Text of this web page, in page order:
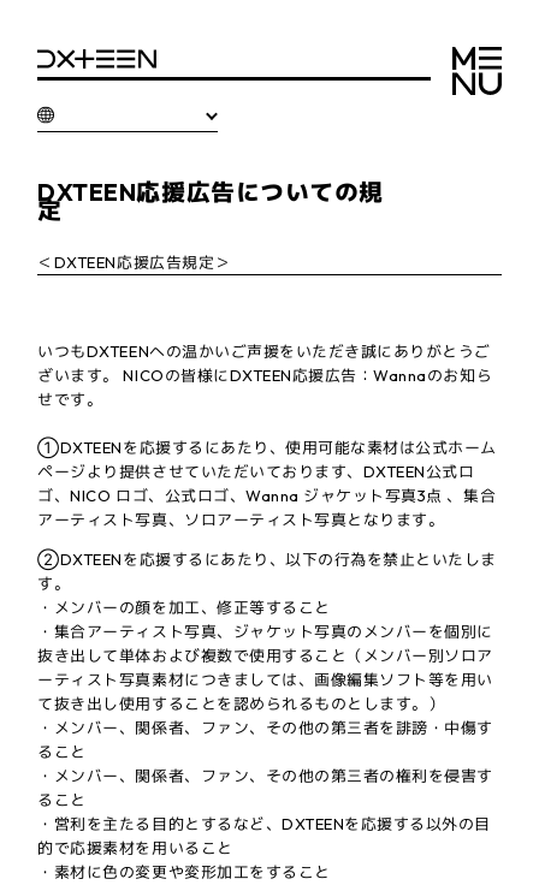
DXTEEN応援広告についての規
定
＜DXTEEN応援広告規定＞
いつもDXTEENへの温かいご声援をいただき誠にありがとうご
ざいます。 NICOの皆様にDXTEEN応援広告：Wannaのお知ら
せです。
①DXTEENを応援するにあたり、使用可能な素材は公式ホーム
ページより提供させていただいております、DXTEEN公式ロ
ゴ、NICO ロゴ、公式ロゴ、Wanna ジャケット写真3点 、集合
アーティスト写真、ソロアーティスト写真となります。
②DXTEENを応援するにあたり、以下の行為を禁止といたしま
す。
・メンバーの顔を加工、修正等すること
・集合アーティスト写真、ジャケット写真のメンバーを個別に
抜き出して単体および複数で使用すること（メンバー別ソロア
ーティスト写真素材につきましては、画像編集ソフト等を用い
て抜き出し使用することを認められるものとします。）
・メンバー、関係者、ファン、その他の第三者を誹謗・中傷す
ること
・メンバー、関係者、ファン、その他の第三者の権利を侵害す
ること
・営利を主たる目的とするなど、DXTEENを応援する以外の目
的で応援素材を用いること
・素材に色の変更や変形加工をすること